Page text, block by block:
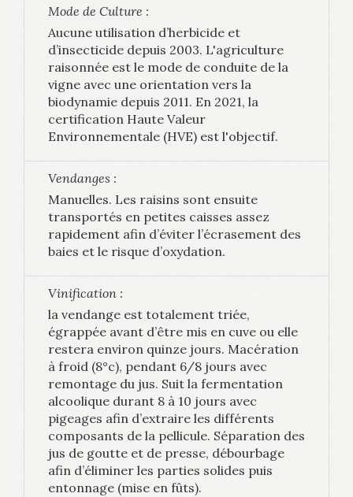
Mode de Culture :
Aucune utilisation d’herbicide et
d’insecticide depuis 2003. L'agriculture
raisonnée est le mode de conduite de la
vigne avec une orientation vers la
biodynamie depuis 2011. En 2021, la
certification Haute Valeur
Environnementale (HVE) est l'objectif.
Vendanges :
Manuelles. Les raisins sont ensuite
transportés en petites caisses assez
rapidement afin d’éviter l’écrasement des
baies et le risque d’oxydation.
Vinification :
la vendange est totalement triée,
égrappée avant d’être mis en cuve ou elle
restera environ quinze jours. Macération
à froid (8°c), pendant 6/8 jours avec
remontage du jus. Suit la fermentation
alcoolique durant 8 à 10 jours avec
pigeages afin d’extraire les différents
composants de la pellicule. Séparation des
jus de goutte et de presse, débourbage
afin d’éliminer les parties solides puis
entonnage (mise en fûts).